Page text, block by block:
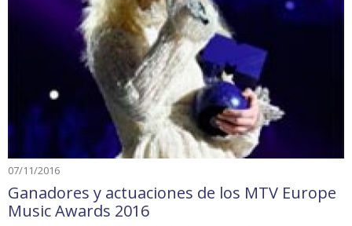
07/11/2016
Ganadores y actuaciones de los MTV Europe
Music Awards 2016